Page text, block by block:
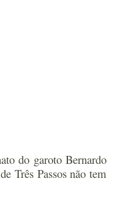
do garoto Bernardo
Três Passos não tem